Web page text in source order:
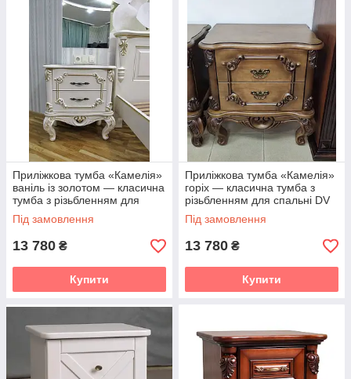
Приліжкова тумба «Камелія»
ваніль із золотом — класична
тумба з різьбленням для
спальні DV
Під замовлення
13 780 ₴
Купити
Приліжкова тумба «Камелія»
горіх — класична тумба з
різьбленням для спальні DV
Під замовлення
13 780 ₴
Купити